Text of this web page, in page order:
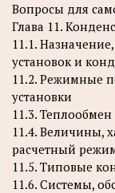
Вопросы для
Глава 11.
11.1.
установок и
11.2. Режимные
установки
11.3.
11.4. Величины,
расчетный
11.5. Типовые
11.6. Системы,